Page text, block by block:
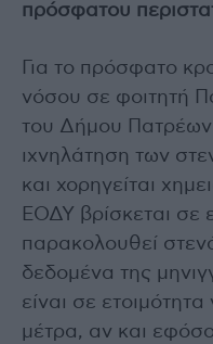
πρόσφατου
Για το πρόσφατο
νόσου σε φοιτητή
του Δήμου Πατρέων
ιχνηλάτηση των
και χορηγείται
ΕΟΔΥ βρίσκεται σε
παρακολουθεί
δεδομένα της
είναι σε
μέτρα, αν και